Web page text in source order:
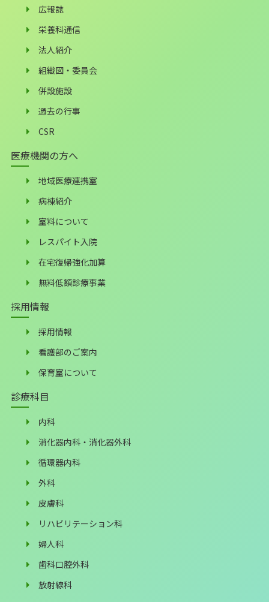
広報誌
栄養科通信
法人紹介
組織図・委員会
併設施設
過去の行事
CSR
医療機関の方へ
地域医療連携室
病棟紹介
室料について
レスパイト入院
在宅復帰強化加算
無料低額診療事業
採用情報
採用情報
看護部のご案内
保育室について
診療科目
内科
消化器内科・消化器外科
循環器内科
外科
皮膚科
リハビリテーション科
婦人科
歯科口腔外科
放射線科